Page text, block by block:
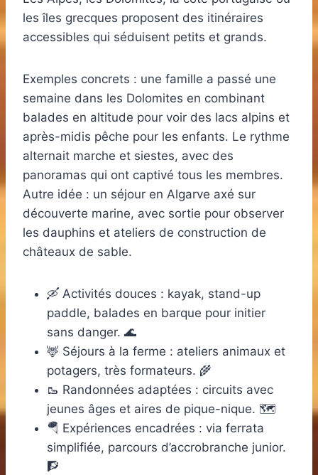
les îles grecques proposent des itinéraires
accessibles qui séduisent petits et grands.
Exemples concrets : une famille a passé une
semaine dans les Dolomites en combinant
balades en altitude pour voir des lacs alpins et
après-midis pêche pour les enfants. Le rythme
alternait marche et siestes, avec des
panoramas qui ont captivé tous les membres.
Autre idée : un séjour en Algarve axé sur
découverte marine, avec sortie pour observer
les dauphins et ateliers de construction de
châteaux de sable.
🛶 Activités douces : kayak, stand-up
paddle, balades en barque pour initier
sans danger. 🌊
🦌 Séjours à la ferme : ateliers animaux et
potagers, très formateurs. 🌾
🥾 Randonnées adaptées : circuits avec
jeunes âges et aires de pique-nique. 🗺️
🪂 Expériences encadrées : via ferrata
simplifiée, parcours d’accrobranche junior.
🧗